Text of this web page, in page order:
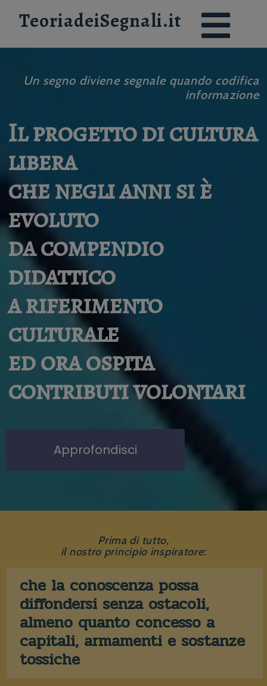
TeoriadeiSegnali.it
Un segno diviene segnale quando codifica
informazione
Il progetto di cultura
libera
che negli anni si è
evoluto
da compendio
didattico
a riferimento
culturale
ed ora ospita
contributi volontari
Approfondisci
Prima di tutto,
il nostro principio inspiratore:
che la conoscenza possa
diffondersi senza ostacoli,
almeno quanto concesso a
capitali, armamenti e sostanze
tossiche